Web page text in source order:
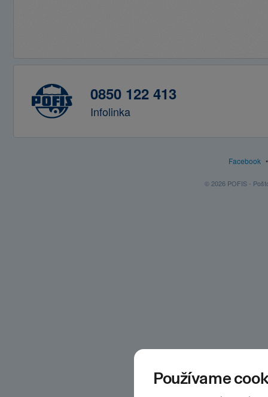
0850 122 413
Infolinka
Facebook
© 2026 POFIS -